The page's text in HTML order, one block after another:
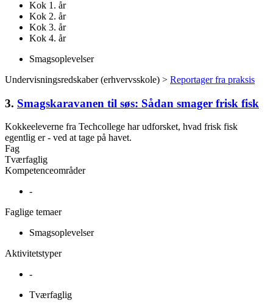
Kok 1. år
Kok 2. år
Kok 3. år
Kok 4. år
Smagsoplevelser
Undervisningsredskaber (erhvervsskole) > Reportager fra praksis
3. Smagskaravanen til søs: Sådan smager frisk fisk
Kokkeeleverne fra Techcollege har udforsket, hvad frisk fisk
egentlig er - ved at tage på havet.
Fag
Tværfaglig
Kompetenceområder
-
Faglige temaer
Smagsoplevelser
Aktivitetstyper
-
Tværfaglig